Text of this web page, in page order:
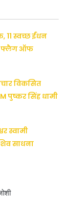
11 स्वच्छ ईंधन
फ्लैग ऑफ
विकसित
पुष्कर सिंह धामी
स्वामी
साधना